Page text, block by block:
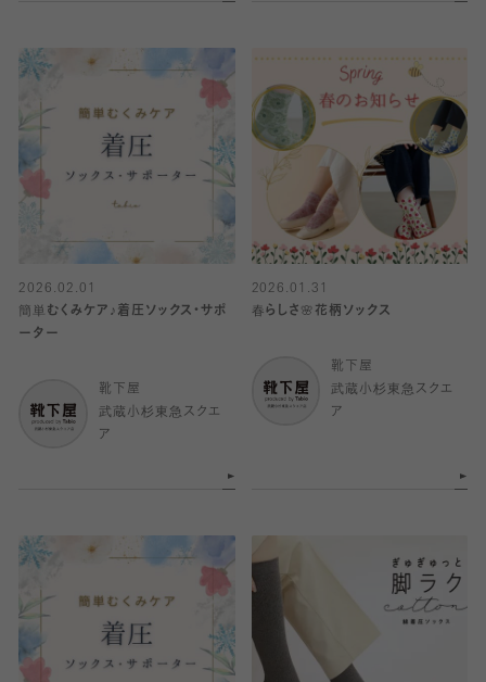
2026.02.01
簡単むくみケア♪着圧ソックス・サポ
ーター
靴下屋
武蔵小杉東急スクエ
ア
2026.01.31
春らしさ🌸花柄ソックス
靴下屋
武蔵小杉東急スクエ
ア